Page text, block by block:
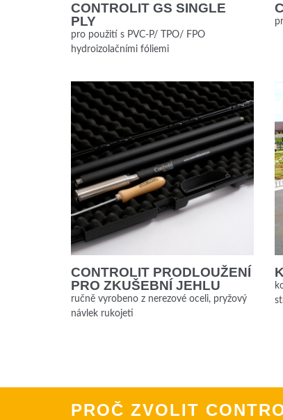
CONTROLIT GS SINGLE
PLY
pro použití s PVC-P/ TPO/ FPO
hydroizolačními fóliemi
CONTROLIT PRODLOUŽENÍ
PRO ZKUŠEBNÍ JEHLU
ručně vyrobeno z nerezové oceli, pryžový
návlek rukojeti
PROČ ZVOLIT